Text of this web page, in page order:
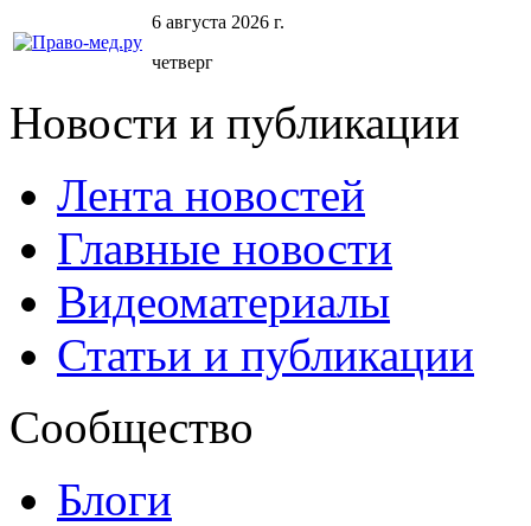
6 августа 2026 г.
четверг
Новости и публикации
Лента новостей
Главные новости
Видеоматериалы
Статьи и публикации
Сообщество
Блоги